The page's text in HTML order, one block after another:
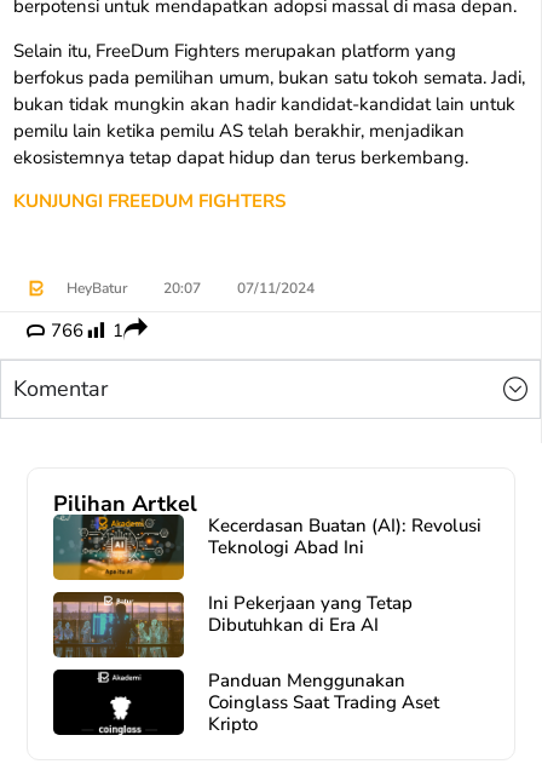
berpotensi untuk mendapatkan adopsi massal di masa depan.
Selain itu, FreeDum Fighters merupakan platform yang
berfokus pada pemilihan umum, bukan satu tokoh semata. Jadi,
bukan tidak mungkin akan hadir kandidat-kandidat lain untuk
pemilu lain ketika pemilu AS telah berakhir, menjadikan
ekosistemnya tetap dapat hidup dan terus berkembang.
KUNJUNGI FREEDUM FIGHTERS
HeyBatur 20:07 07/11/2024
766 1
Komentar
Pilihan Artkel
Kecerdasan Buatan (AI): Revolusi
Teknologi Abad Ini
Ini Pekerjaan yang Tetap
Dibutuhkan di Era AI
Panduan Menggunakan
Coinglass Saat Trading Aset
Kripto